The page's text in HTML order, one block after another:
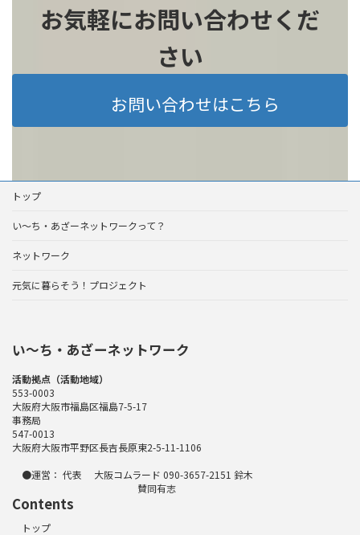
お気軽にお問い合わせくだ
さい
お問い合わせはこちら
トップ
い～ち・あざーネットワークって？
ネットワーク
元気に暮らそう！プロジェクト
い〜ち・あざーネットワーク
活動拠点（活動地域）
553-0003
大阪府大阪市福島区福島7-5-17
事務局
547-0013
大阪府大阪市平野区長吉長原東2-5-11-1106
●運営： 代表 大阪コムラード 090-3657-2151 鈴木
賛同有志
Contents
トップ